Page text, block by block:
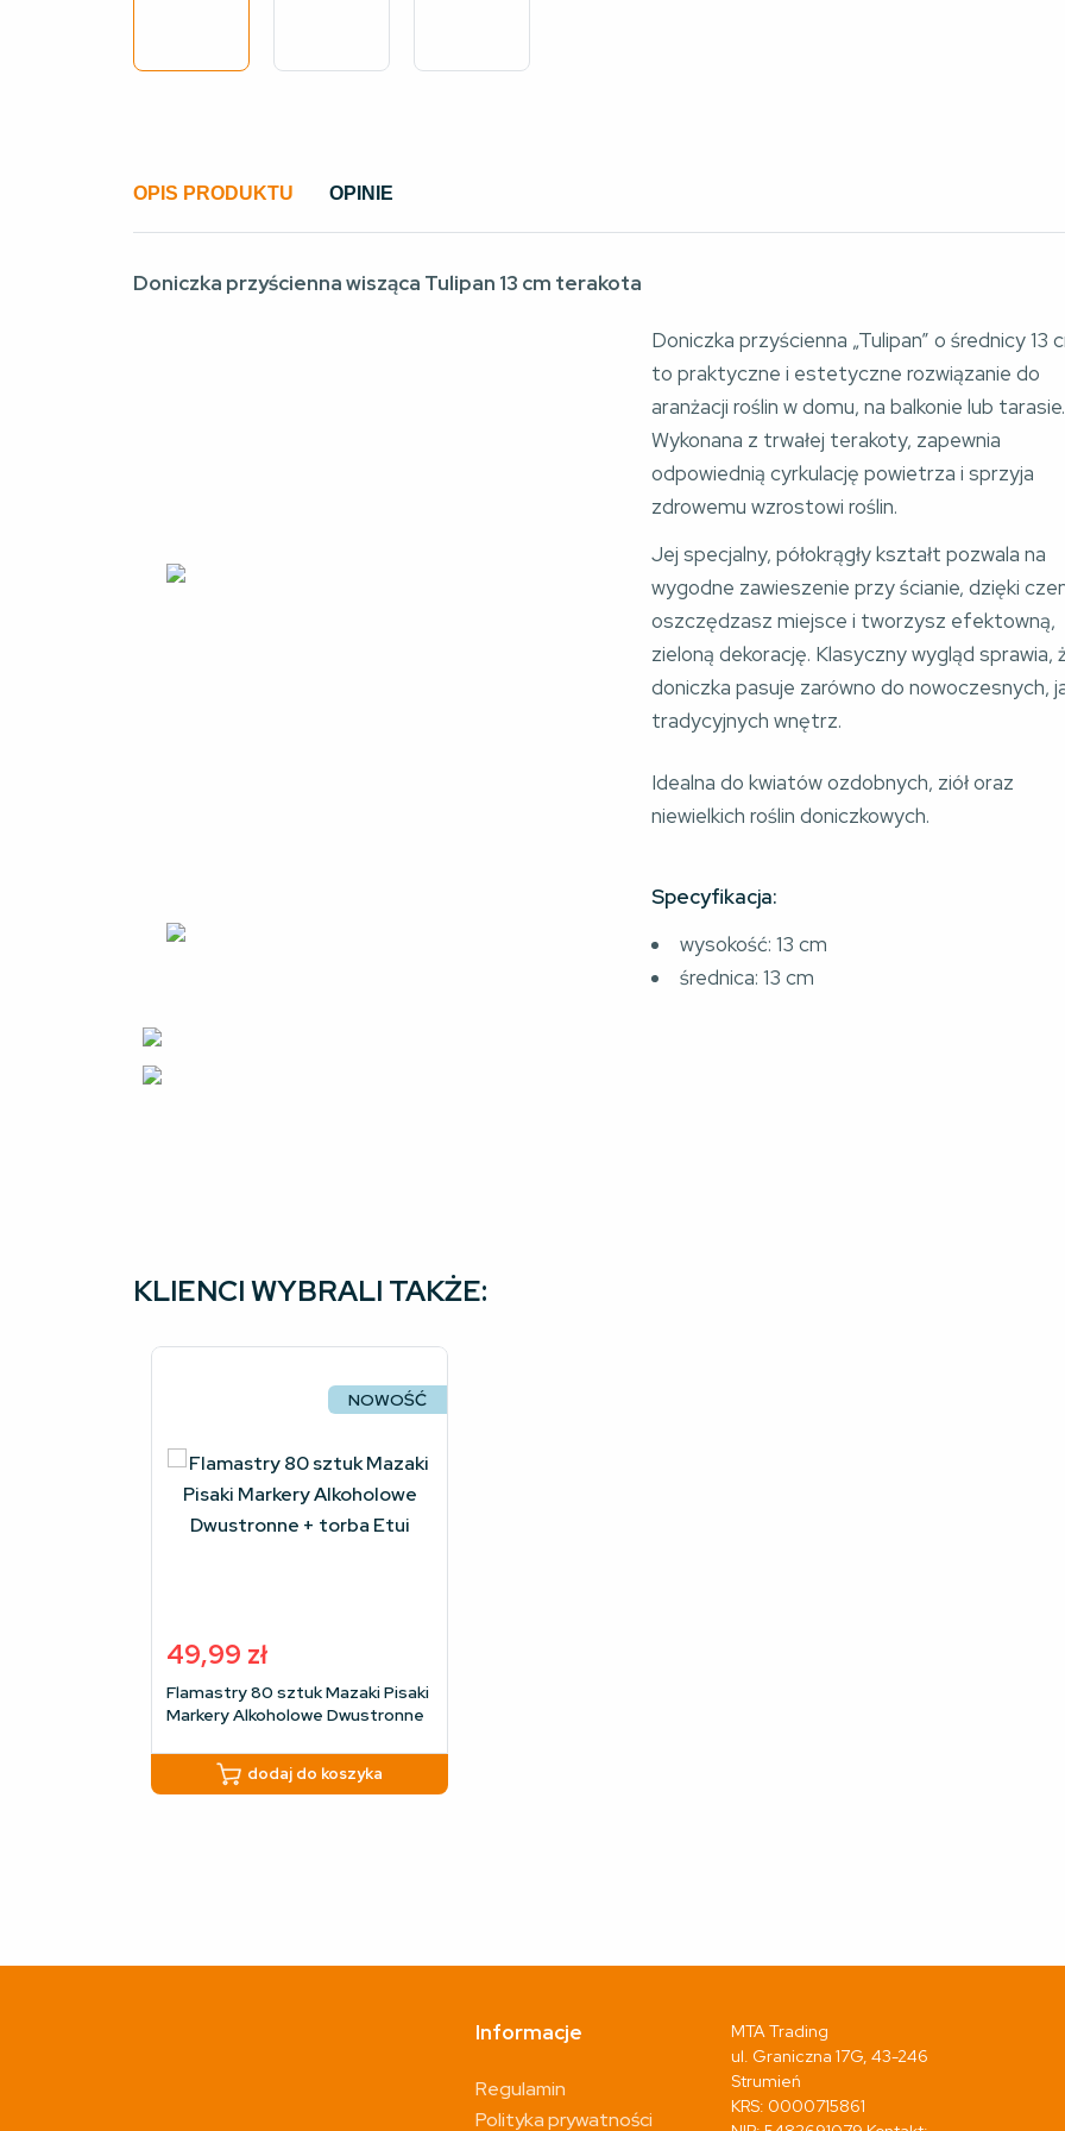
OPIS PRODUKTU OPINIE
Doniczka przyścienna wisząca Tulipan 13 cm terakota
Doniczka przyścienna „Tulipan” o średnicy 13
to praktyczne i estetyczne rozwiązanie do
aranżacji roślin w domu, na balkonie lub
Wykonana z trwałej terakoty, zapewnia
odpowiednią cyrkulację powietrza i sprzyja
zdrowemu wzrostowi roślin.
Jej specjalny, półokrągły kształt pozwala na
wygodne zawieszenie przy ścianie, dzięki
oszczędzasz miejsce i tworzysz efektowną,
zieloną dekorację. Klasyczny wygląd sprawia,
doniczka pasuje zarówno do nowoczesnych,
tradycyjnych wnętrz.
Idealna do kwiatów ozdobnych, ziół oraz
niewielkich roślin doniczkowych.
Specyfikacja:
wysokość: 13 cm
średnica: 13 cm
KLIENCI WYBRALI TAKŻE:
NOWOŚĆ
49,99 zł
Flamastry 80 sztuk Mazaki Pisaki
Markery Alkoholowe Dwustronne
dodaj do koszyka
Informacje
Regulamin
Polityka prywatności
MTA Trading
ul. Graniczna 17G, 43-246
Strumień
KRS: 0000715861